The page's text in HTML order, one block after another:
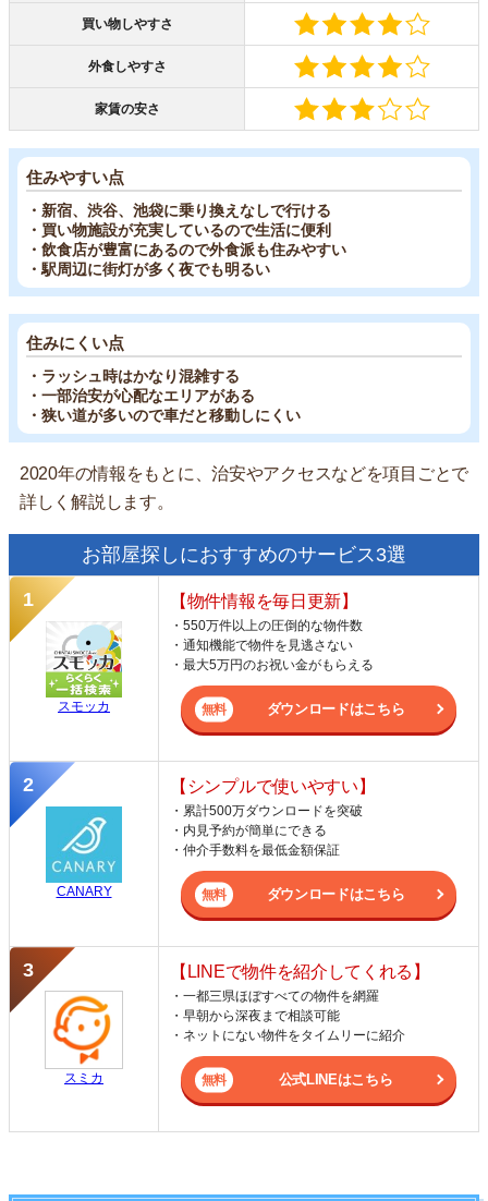
買い物しやすさ
外食しやすさ
家賃の安さ
住みやすい点
・新宿、渋谷、池袋に乗り換えなしで行ける
・買い物施設が充実しているので生活に便利
・飲食店が豊富にあるので外食派も住みやすい
・駅周辺に街灯が多く夜でも明るい
住みにくい点
・ラッシュ時はかなり混雑する
・一部治安が心配なエリアがある
・狭い道が多いので車だと移動しにくい
2020年の情報をもとに、治安やアクセスなどを項目ごとで
詳しく解説します。
お部屋探しにおすすめのサービス3選
スモッカ
【物件情報を毎日更新】
・550万件以上の圧倒的な物件数
・通知機能で物件を見逃さない
・最大5万円のお祝い金がもらえる
ダウンロードはこちら
CANARY
【シンプルで使いやすい】
・累計500万ダウンロードを突破
・内見予約が簡単にできる
・仲介手数料を最低金額保証
ダウンロードはこちら
スミカ
【LINEで物件を紹介してくれる】
・一都三県ほぼすべての物件を網羅
・早朝から深夜まで相談可能
・ネットにない物件をタイムリーに紹介
公式LINEはこちら